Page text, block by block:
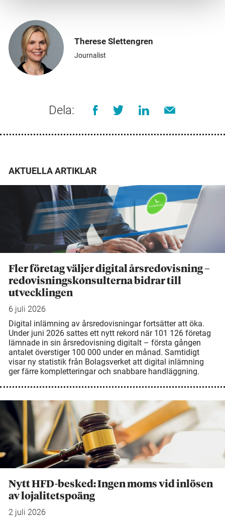
Therese Slettengren
Journalist
Dela:
AKTUELLA ARTIKLAR
Fler företag väljer digital årsredovisning –
redovisningskonsulterna bidrar till
utvecklingen
6 juli 2026
Digital inlämning av årsredovisningar fortsätter att öka.
Under juni 2026 sattes ett nytt rekord när 101 126 företag
lämnade in sin årsredovisning digitalt – första gången
antalet överstiger 100 000 under en månad. Samtidigt
visar ny statistik från Bolagsverket att digital inlämning
ger färre kompletteringar och snabbare handläggning.
Nytt HFD-besked: Ingen moms vid inlösen
av lojalitetspoäng
2 juli 2026